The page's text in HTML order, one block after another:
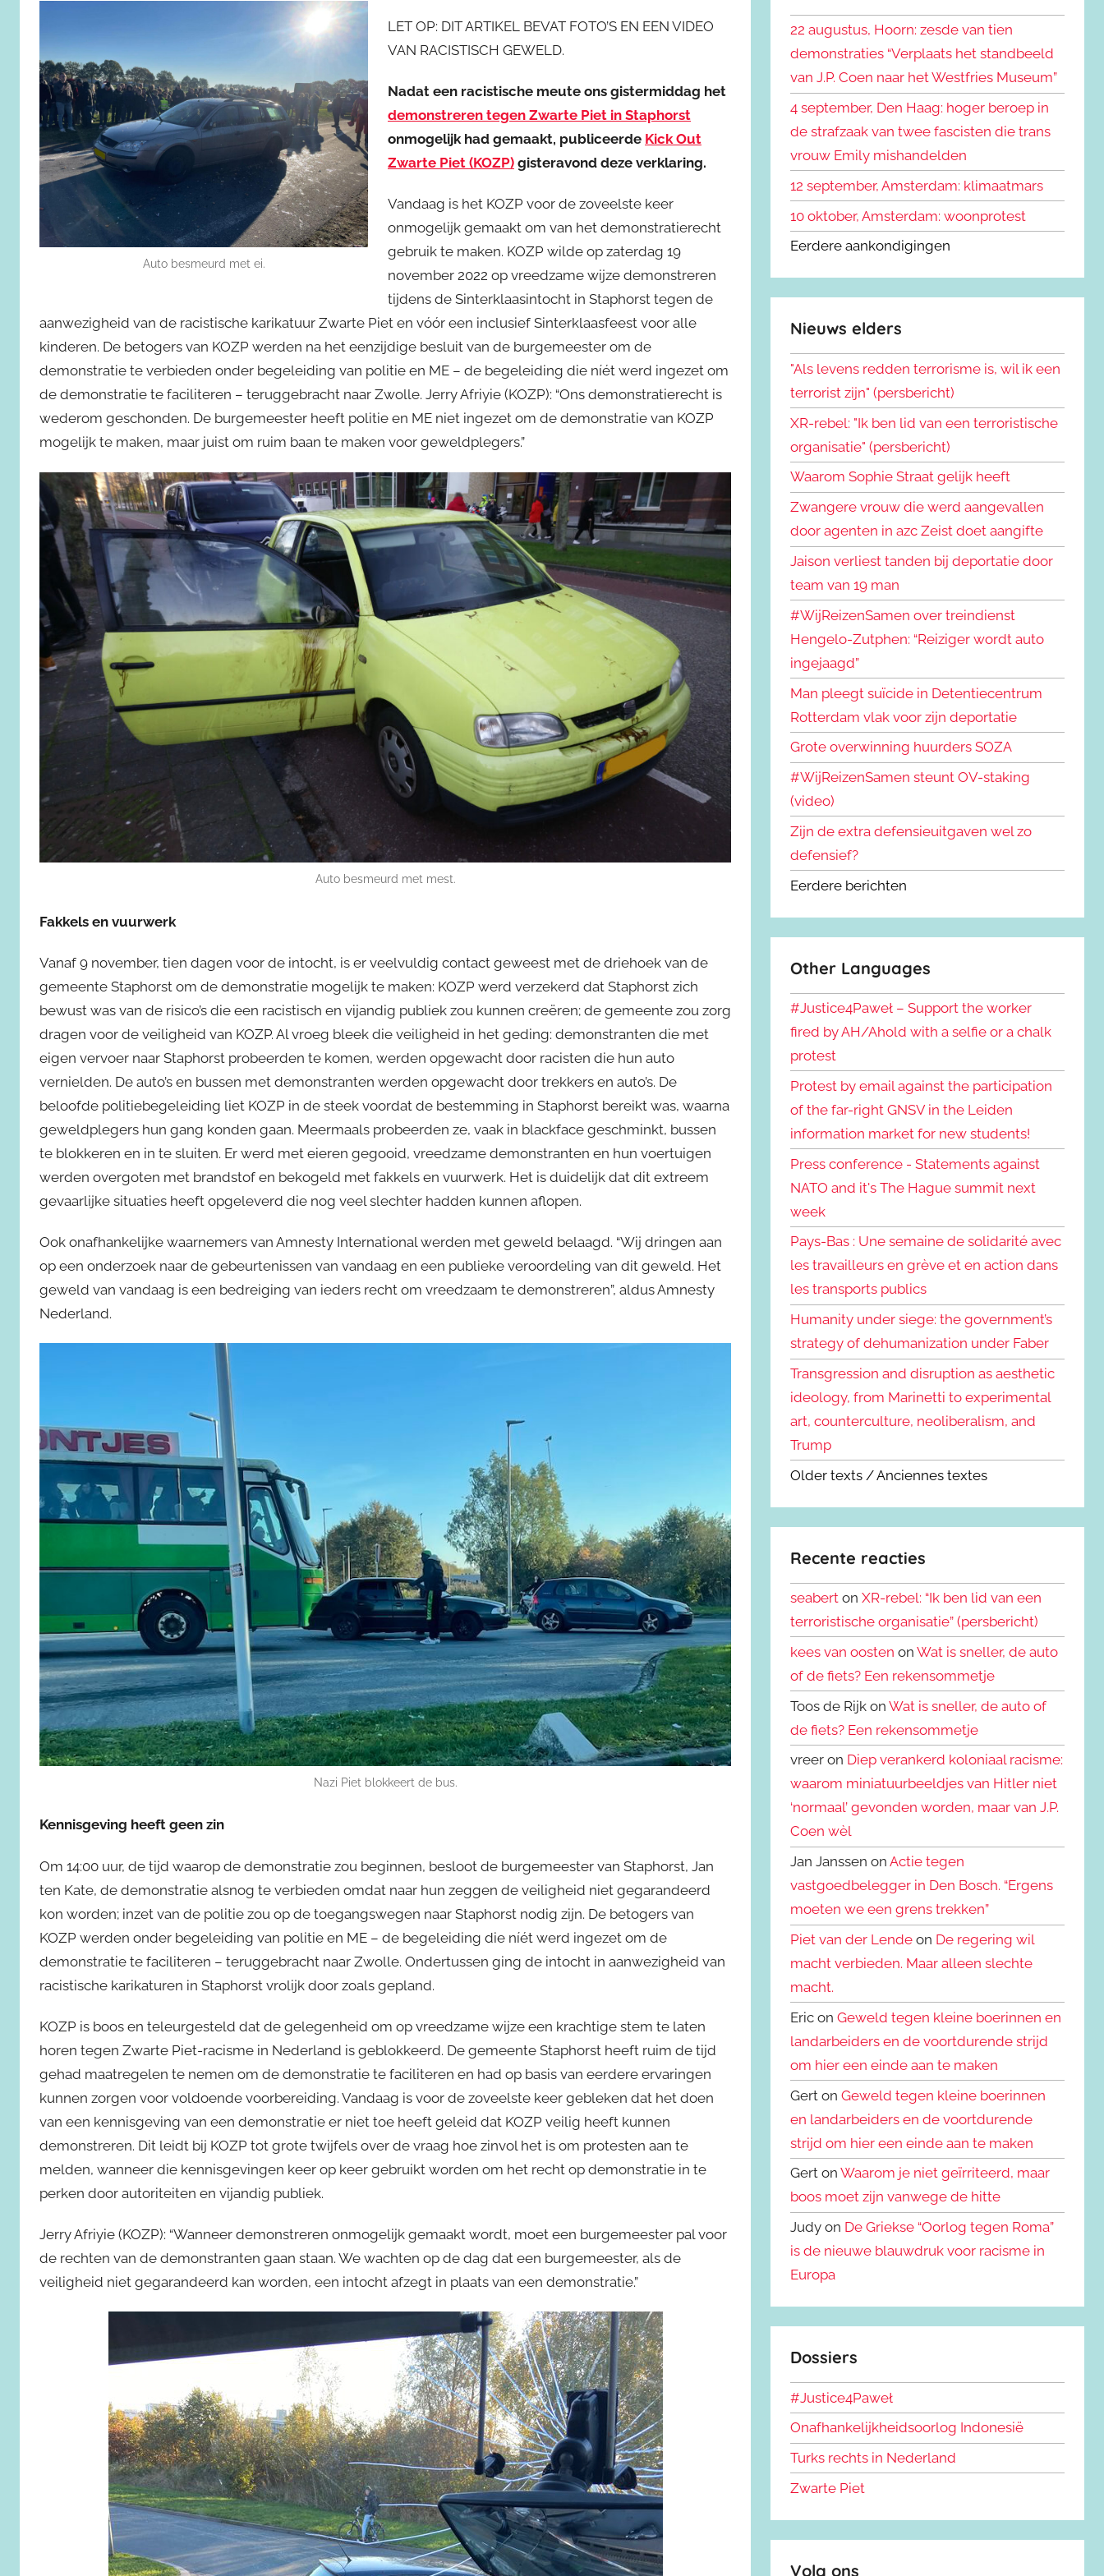
Auto besmeurd met ei.
LET OP: DIT ARTIKEL BEVAT FOTO’S EN EEN VIDEO
VAN RACISTISCH GEWELD.
Nadat een racistische meute ons gistermiddag het
demonstreren tegen Zwarte Piet in Staphorst
onmogelijk had gemaakt, publiceerde Kick Out
Zwarte Piet (KOZP) gisteravond deze verklaring.
Vandaag is het KOZP voor de zoveelste keer
onmogelijk gemaakt om van het demonstratierecht
gebruik te maken. KOZP wilde op zaterdag 19
november 2022 op vreedzame wijze demonstreren
tijdens de Sinterklaasintocht in Staphorst tegen de
aanwezigheid van de racistische karikatuur Zwarte Piet en vóór een inclusief Sinterklaasfeest voor alle
kinderen. De betogers van KOZP werden na het eenzijdige besluit van de burgemeester om de
demonstratie te verbieden onder begeleiding van politie en ME – de begeleiding die níét werd ingezet om
de demonstratie te faciliteren – teruggebracht naar Zwolle. Jerry Afriyie (KOZP): “Ons demonstratierecht is
wederom geschonden. De burgemeester heeft politie en ME niet ingezet om de demonstratie van KOZP
mogelijk te maken, maar juist om ruim baan te maken voor geweldplegers.”
Auto besmeurd met mest.
Fakkels en vuurwerk
Vanaf 9 november, tien dagen voor de intocht, is er veelvuldig contact geweest met de driehoek van de
gemeente Staphorst om de demonstratie mogelijk te maken: KOZP werd verzekerd dat Staphorst zich
bewust was van de risico’s die een racistisch en vijandig publiek zou kunnen creëren; de gemeente zou zorg
dragen voor de veiligheid van KOZP. Al vroeg bleek die veiligheid in het geding: demonstranten die met
eigen vervoer naar Staphorst probeerden te komen, werden opgewacht door racisten die hun auto
vernielden. De auto’s en bussen met demonstranten werden opgewacht door trekkers en auto’s. De
beloofde politiebegeleiding liet KOZP in de steek voordat de bestemming in Staphorst bereikt was, waarna
geweldplegers hun gang konden gaan. Meermaals probeerden ze, vaak in blackface geschminkt, bussen
te blokkeren en in te sluiten. Er werd met eieren gegooid, vreedzame demonstranten en hun voertuigen
werden overgoten met brandstof en bekogeld met fakkels en vuurwerk. Het is duidelijk dat dit extreem
gevaarlijke situaties heeft opgeleverd die nog veel slechter hadden kunnen aflopen.
Ook onafhankelijke waarnemers van Amnesty International werden met geweld belaagd. “Wij dringen aan
op een onderzoek naar de gebeurtenissen van vandaag en een publieke veroordeling van dit geweld. Het
geweld van vandaag is een bedreiging van ieders recht om vreedzaam te demonstreren”, aldus Amnesty
Nederland.
Nazi Piet blokkeert de bus.
Kennisgeving heeft geen zin
Om 14:00 uur, de tijd waarop de demonstratie zou beginnen, besloot de burgemeester van Staphorst, Jan
ten Kate, de demonstratie alsnog te verbieden omdat naar hun zeggen de veiligheid niet gegarandeerd
kon worden; inzet van de politie zou op de toegangswegen naar Staphorst nodig zijn. De betogers van
KOZP werden onder begeleiding van politie en ME – de begeleiding die níét werd ingezet om de
demonstratie te faciliteren – teruggebracht naar Zwolle. Ondertussen ging de intocht in aanwezigheid van
racistische karikaturen in Staphorst vrolijk door zoals gepland.
KOZP is boos en teleurgesteld dat de gelegenheid om op vreedzame wijze een krachtige stem te laten
horen tegen Zwarte Piet-racisme in Nederland is geblokkeerd. De gemeente Staphorst heeft ruim de tijd
gehad maatregelen te nemen om de demonstratie te faciliteren en had op basis van eerdere ervaringen
kunnen zorgen voor voldoende voorbereiding. Vandaag is voor de zoveelste keer gebleken dat het doen
van een kennisgeving van een demonstratie er niet toe heeft geleid dat KOZP veilig heeft kunnen
demonstreren. Dit leidt bij KOZP tot grote twijfels over de vraag hoe zinvol het is om protesten aan te
melden, wanneer die kennisgevingen keer op keer gebruikt worden om het recht op demonstratie in te
perken door autoriteiten en vijandig publiek.
Jerry Afriyie (KOZP): “Wanneer demonstreren onmogelijk gemaakt wordt, moet een burgemeester pal voor
de rechten van de demonstranten gaan staan. We wachten op de dag dat een burgemeester, als de
veiligheid niet gegarandeerd kan worden, een intocht afzegt in plaats van een demonstratie.”
n
a
a
r
:
n
22 augustus, Hoorn: zesde van tien
demonstraties “Verplaats het standbeeld
van J.P. Coen naar het Westfries Museum”
4 september, Den Haag: hoger beroep in
de strafzaak van twee fascisten die trans
vrouw Emily mishandelden
12 september, Amsterdam: klimaatmars
10 oktober, Amsterdam: woonprotest
Eerdere aankondigingen
Nieuws elders
"Als levens redden terrorisme is, wil ik een
terrorist zijn" (persbericht)
XR-rebel: "Ik ben lid van een terroristische
organisatie" (persbericht)
Waarom Sophie Straat gelijk heeft
Zwangere vrouw die werd aangevallen
door agenten in azc Zeist doet aangifte
Jaison verliest tanden bij deportatie door
team van 19 man
#WijReizenSamen over treindienst
Hengelo-Zutphen: “Reiziger wordt auto
ingejaagd”
Man pleegt suïcide in Detentiecentrum
Rotterdam vlak voor zijn deportatie
Grote overwinning huurders SOZA
#WijReizenSamen steunt OV-staking
(video)
Zijn de extra defensieuitgaven wel zo
defensief?
Eerdere berichten
Other Languages
#Justice4Paweł – Support the worker
fired by AH/Ahold with a selfie or a chalk
protest
Protest by email against the participation
of the far-right GNSV in the Leiden
information market for new students!
Press conference - Statements against
NATO and it's The Hague summit next
week
Pays-Bas : Une semaine de solidarité avec
les travailleurs en grève et en action dans
les transports publics
Humanity under siege: the government’s
strategy of dehumanization under Faber
Transgression and disruption as aesthetic
ideology, from Marinetti to experimental
art, counterculture, neoliberalism, and
Trump
Older texts / Anciennes textes
Recente reacties
seabert onXR-rebel: “Ik ben lid van een
terroristische organisatie” (persbericht)
kees van oosten onWat is sneller, de auto
of de fiets? Een rekensommetje
Toos de Rijk onWat is sneller, de auto of
de fiets? Een rekensommetje
vreer on Diep verankerd koloniaal racisme:
waarom miniatuurbeeldjes van Hitler niet
‘normaal’ gevonden worden, maar van J.P.
Coen wèl
Jan Janssen onActie tegen
vastgoedbelegger in Den Bosch. “Ergens
moeten we een grens trekken”
Piet van der Lende on De regering wil
macht verbieden. Maar alleen slechte
macht.
Eric onGeweld tegen kleine boerinnen en
landarbeiders en de voortdurende strijd
om hier een einde aan te maken
Gert onGeweld tegen kleine boerinnen
en landarbeiders en de voortdurende
strijd om hier een einde aan te maken
Gert onWaarom je niet geïrriteerd, maar
boos moet zijn vanwege de hitte
Judy on De Griekse “Oorlog tegen Roma”
is de nieuwe blauwdruk voor racisme in
Europa
Dossiers
#Justice4Paweł
Onafhankelijkheidsoorlog Indonesië
Turks rechts in Nederland
Zwarte Piet
Volg ons